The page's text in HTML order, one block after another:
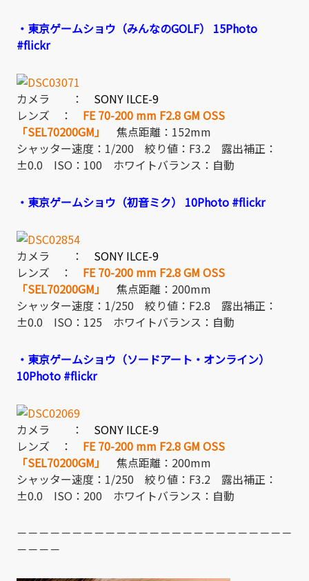
・東京ゲームショウ（みんなのGOLF） 15Photo
#flickr
カメラ ： SONY ILCE-9
レンズ ： FE 70-200 mm F2.8 GM OSS
「SEL70200GM」
焦点距離：152mm
シャッター速度：1/200 絞り値：F3.2 露出補正：
±0.0 ISO：100 ホワイトバランス：自動
・東京ゲームショウ（初音ミク） 10Photo #flickr
カメラ ： SONY ILCE-9
レンズ ： FE 70-200 mm F2.8 GM OSS
「SEL70200GM」
焦点距離：200mm
シャッター速度：1/250 絞り値：F2.8 露出補正：
±0.0 ISO：125 ホワイトバランス：自動
・東京ゲームショウ（ソードアート・オンライン）
10Photo #flickr
カメラ ： SONY ILCE-9
レンズ ： FE 70-200 mm F2.8 GM OSS
「SEL70200GM」
焦点距離：200mm
シャッター速度：1/250 絞り値：F3.2 露出補正：
±0.0 ISO：200 ホワイトバランス：自動
－－－－－－－－－－－－－－－－－－－－－－－－－
－－－－